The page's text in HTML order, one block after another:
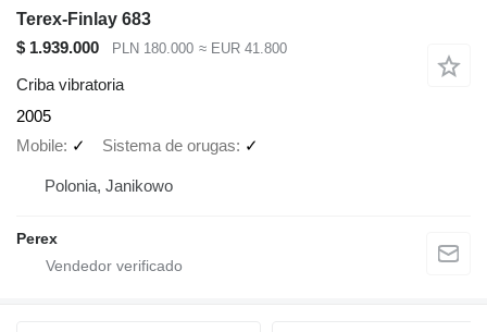
Terex-Finlay 683
$ 1.939.000
PLN 180.000 ≈ EUR 41.800
Criba vibratoria
2005
Mobile ✓ Sistema de orugas ✓
Polonia, Janikowo
Perex